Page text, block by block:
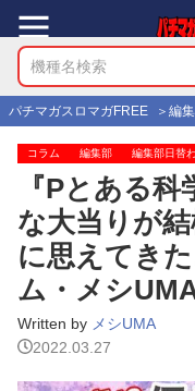
パチマガスロマガFREE 編
コラム 編集部 編集部日替
『Pとある
な大当りが
に思えてき
ム・メシ
Written by メシUMA
2022.03.27